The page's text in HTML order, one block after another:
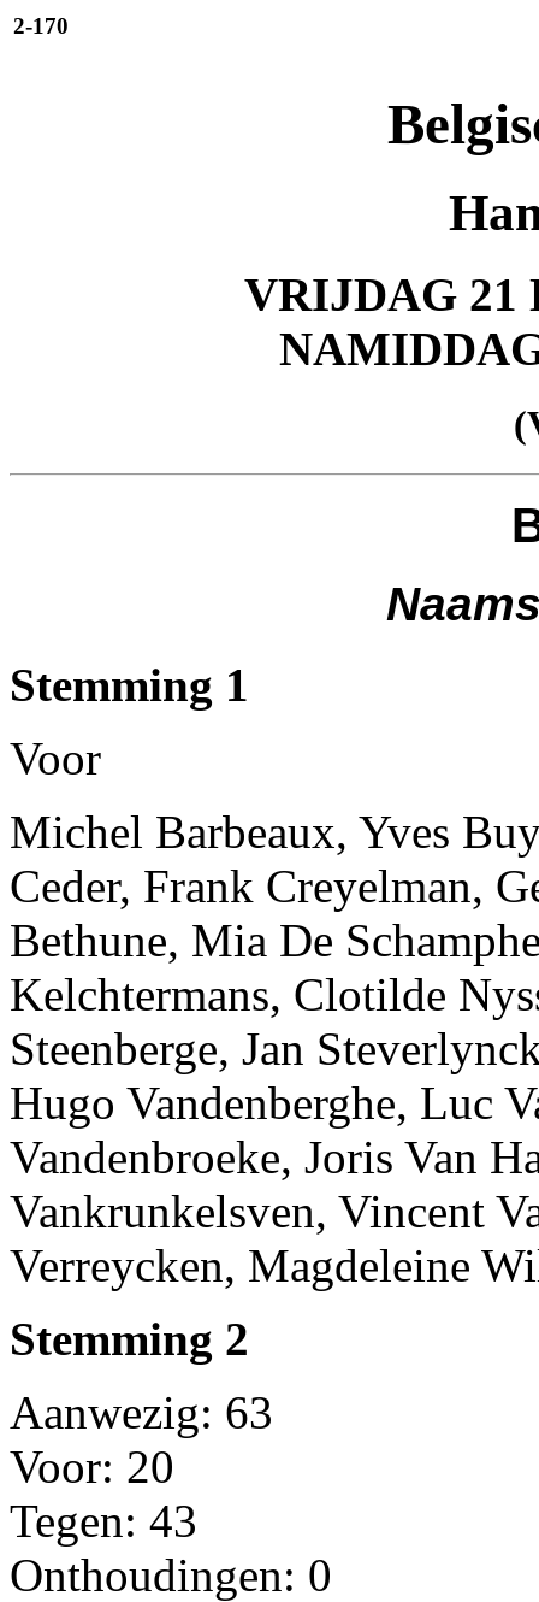
2-170
VRIJDAG 21
Stemming 1
Voor
Michel Barbeaux, Yves
Ceder, Frank Creyelman,
Bethune, Mia De
Kelchtermans, Clotilde
Steenberge, Jan
Hugo Vandenberghe, Luc
Vandenbroeke, Joris Van
Vankrunkelsven, Vincent
Verreycken, Magdeleine
Stemming 2
Aanwezig: 63
Voor: 20
Tegen: 43
Onthoudingen: 0